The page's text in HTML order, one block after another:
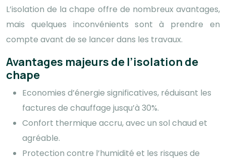
L’isolation de la chape offre de nombreux avantages,
mais quelques inconvénients sont à prendre en
compte avant de se lancer dans les travaux.
Avantages majeurs de l’isolation de
chape
Economies d’énergie significatives, réduisant les
factures de chauffage jusqu’à 30%.
Confort thermique accru, avec un sol chaud et
agréable.
Protection contre l’humidité et les risques de